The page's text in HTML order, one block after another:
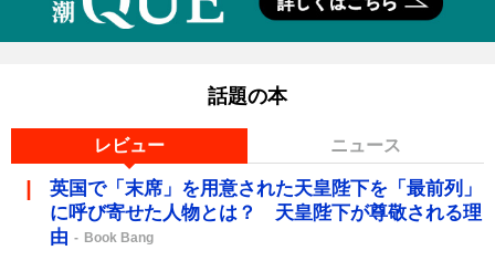
話題の本
レビュー ニュース
英国で「末席」を用意された天皇陛下を「最前列」
に呼び寄せた人物とは？ 天皇陛下が尊敬される理
由
Book Bang